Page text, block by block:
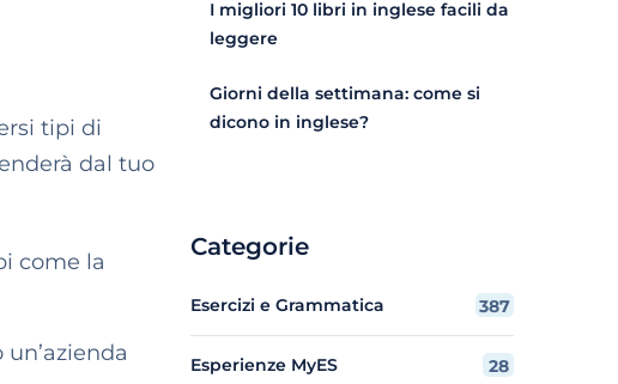
tipi di
dal tuo
come la
I migliori 10 libri in inglese facili da
leggere
Giorni della settimana: come si
dicono in inglese?
Categorie
Esercizi e Grammatica 387
Esperienze MyES 28